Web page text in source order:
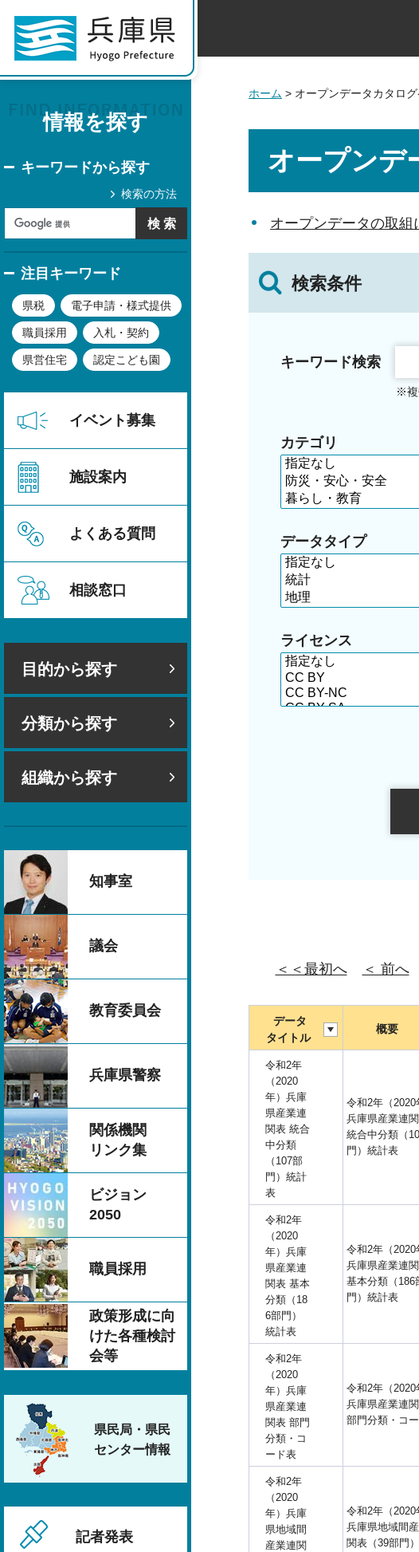
情報を探す
キーワードから探す
検索の方法
注目キーワード
県税 電子申請・様式提供
職員採用 入札・契約
県営住宅 認定こども園
イベント募集
施設案内
よくある質問
相談窓口
目的から探す
分類から探す
組織から探す
知事室
議会
教育委員会
兵庫県警察
関係機関
リンク集
ビジョン
2050
職員採用
政策形成に向
けた各種検討
会等
県民局・県民
センター情報
記者発表
ホーム > オープンデータカタロ
オープンデ
オープンデータの取組
検索条件
キーワード検索
※複
カテゴリ
データタイプ
ライセンス
＜＜最初へ ＜ 前へ
データ
タイトル
概要
令和2年
（2020
年）兵庫
県産業連
関表 統合
中分類
（107部
門）統計
表
令和2年（2020
兵庫県産業連関
統合中分類（
門）統計表
令和2年
（2020
年）兵庫
県産業連
関表 基本
分類（18
6部門）
統計表
令和2年（2020
兵庫県産業連関
基本分類（186
門）統計表
令和2年
（2020
年）兵庫
県産業連
関表 部門
分類・コ
ード表
令和2年（2020
兵庫県産業連関
部門分類・コ
令和2年
（2020
年）兵庫
県地域間
産業連関
令和2年（2020
兵庫県地域間
関表（39部門）